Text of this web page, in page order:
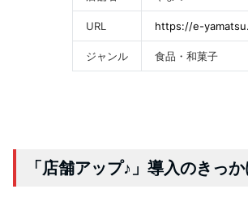
URL https://e-
ジャンル 食品・和菓子
「店舗アップ♪」導入のきっ